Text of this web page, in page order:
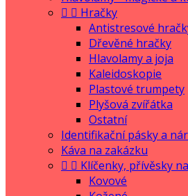
  Hračky
Antistresové
Dřevěné hračky
Hlavolamy a joja
Kaleidoskopie
Plastové trumpety
Plyšová zvířátka
Ostatní
Identifikační pásky a
Káva na zakázku
  Klíčenky, přívěsky
Kovové